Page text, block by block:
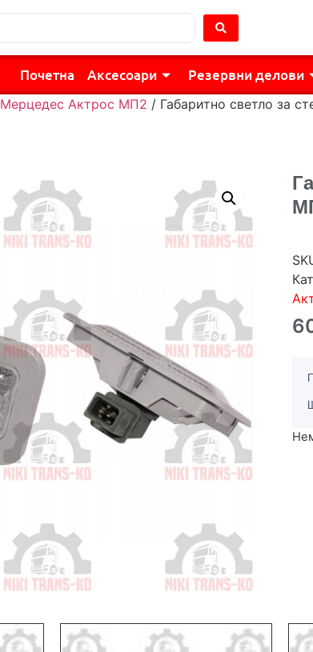
Почетна Аксесоари Резервни делови
Мерцедес Актрос МП2 / Габаритно светло за